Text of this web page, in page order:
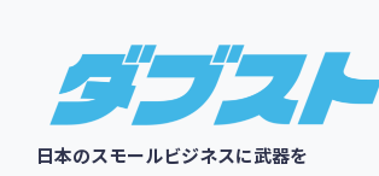
Footer
日本のスモールビジネスに武器を